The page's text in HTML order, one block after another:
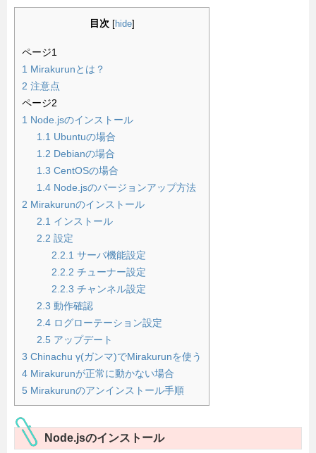
目次 hide]
ページ1
1 Mirakurunとは？
2 注意点
ページ2
1 Node.jsのインストール
1.1 Ubuntuの場合
1.2 Debianの場合
1.3 CentOSの場合
1.4 Node.jsのバージョンアップ方法
2 Mirakurunのインストール
2.1 インストール
2.2 設定
2.2.1 サーバ機能設定
2.2.2 チューナー設定
2.2.3 チャンネル設定
2.3 動作確認
2.4 ログローテーション設定
2.5 アップデート
3 Chinachu γ(ガンマ)でMirakurunを使う
4 Mirakurunが正常に動かない場合
5 Mirakurunのアンインストール手順
Node.jsのインストール